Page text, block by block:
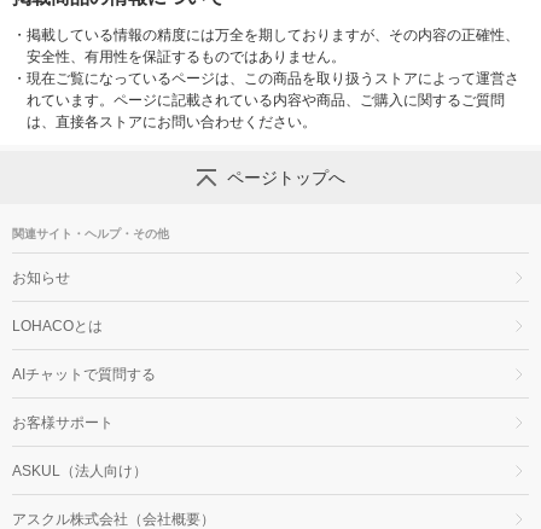
・ 掲載している情報の精度には万全を期しておりますが、その内容の正確性、
安全性、有用性を保証するものではありません。
・ 現在ご覧になっているページは、この商品を取り扱うストアによって運営さ
れています。ページに記載されている内容や商品、ご購入に関するご質問
は、直接各ストアにお問い合わせください。
ページトップへ
関連サイト・ヘルプ・その他
お知らせ
LOHACOとは
AIチャットで質問する
お客様サポート
ASKUL（法人向け）
アスクル株式会社（会社概要）